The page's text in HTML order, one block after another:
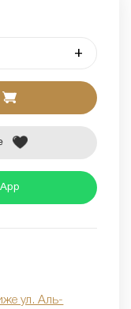
+
ул. Аль-